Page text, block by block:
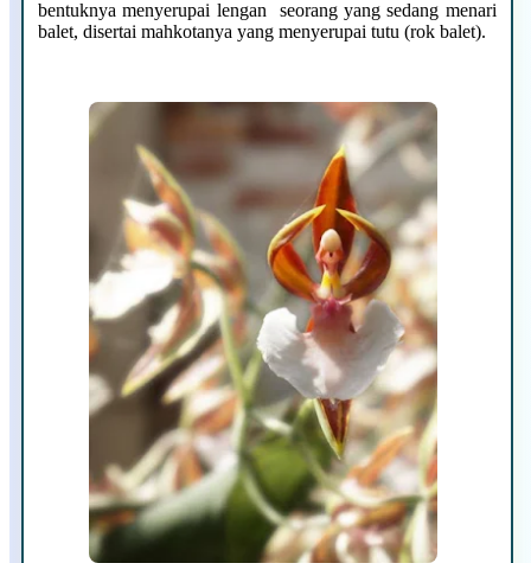
bentuknya menyerupai lengan seorang yang sedang menari
balet, disertai mahkotanya yang menyerupai tutu (rok balet).